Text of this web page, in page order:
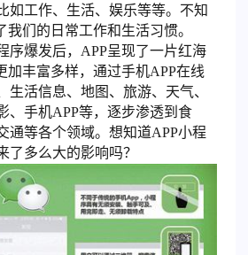
如工作、生活、娱乐等等。不知
我们的日常工作和生活习惯。
序爆发后，APP呈现了一片红海
加丰富多样，通过手机APP在线
生活信息、地图、旅游、天气、
、手机APP等，逐步渗透到食
通等各个领域。想知道APP小程
了多么大的影响吗？